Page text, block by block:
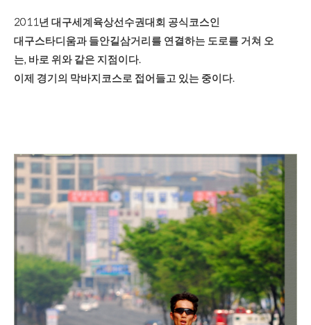
2011년 대구세계육상선수권대회 공식코스인
대구스타디움과 들안길삼거리를 연결하는 도로를 거쳐 오
는, 바로 위와 같은 지점이다.
이제 경기의 막바지코스로 접어들고 있는 중이다.